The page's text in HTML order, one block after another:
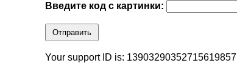
Введите код с картинки:
Отправить
Your support ID is: 13903290352715619857